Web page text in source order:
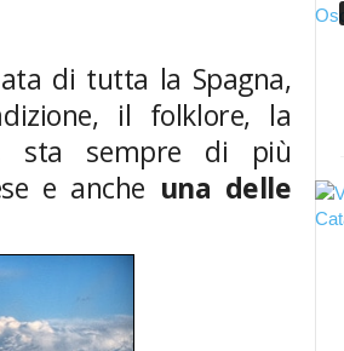
di tutta la Spagna,
il folklore, la
sta sempre di più
e anche una delle